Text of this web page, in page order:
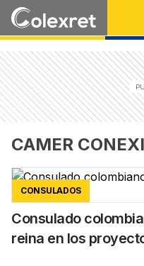
CAMER
CONSULADOS
Consulado
reina en los